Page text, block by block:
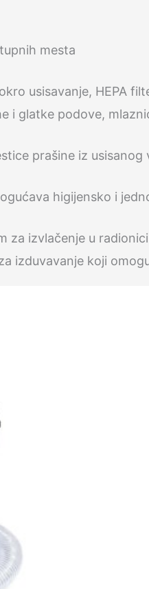
mesta
usisavanje, HEPA
i glatke podove,
prašine iz usisanog
higijensko i
za izvlačenje u
izduvavanje koji